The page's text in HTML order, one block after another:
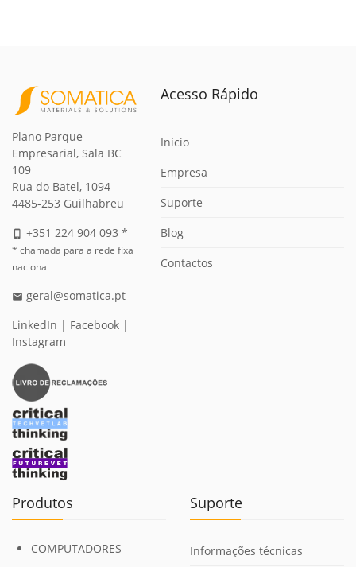
Plano Parque
Empresarial, Sala BC
109
Rua do Batel, 1094
4485-253 Guilhabreu
phone_iphone +351 224 904 093 *
* chamada para a rede fixa
nacional
email geral@somatica.pt
LinkedIn | Facebook |
Instagram
Acesso Rápido
Início
Empresa
Suporte
Blog
Contactos
Produtos
COMPUTADORES
Suporte
Informações técnicas